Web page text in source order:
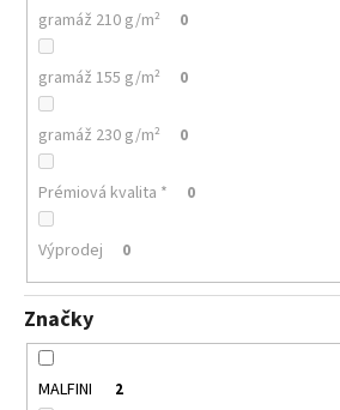
gramáž 210 g/m² 0
gramáž 155 g/m² 0
gramáž 230 g/m² 0
Prémiová kvalita * 0
Výprodej 0
Značky
MALFINI 2
DÁMSKÉ
TRIČKO,
150
G,
VOLNÝ
STŘIH
106
Kč